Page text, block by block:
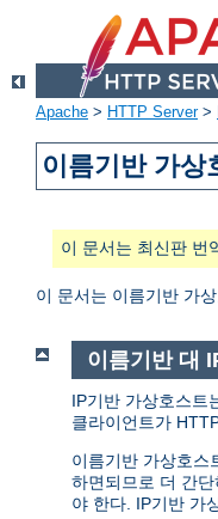
Apache > HTTP Server>
이름기반 가상
이 문서는 최신판 번
이 문서는 이름기반 가
이름기반 대
IP기반 가상호스트
클라이언트가
이름기반 가상호스
하면되므로 더 간
야 한다. IP기반 가